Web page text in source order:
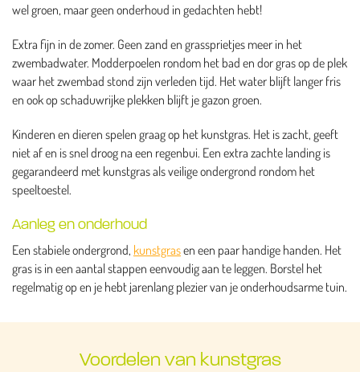
wel groen, maar geen onderhoud in gedachten hebt!
Extra fijn in de zomer. Geen zand en grassprietjes meer in het
zwembadwater. Modderpoelen rondom het bad en dor gras op de plek
waar het zwembad stond zijn verleden tijd. Het water blijft langer fris
en ook op schaduwrijke plekken blijft je gazon groen.
Kinderen en dieren spelen graag op het kunstgras. Het is zacht, geeft
niet af en is snel droog na een regenbui. Een extra zachte landing is
gegarandeerd met kunstgras als veilige ondergrond rondom het
speeltoestel.
Aanleg en onderhoud
Een stabiele ondergrond, kunstgrasen een paar handige handen. Het
gras is in een aantal stappen eenvoudig aan te leggen. Borstel het
regelmatig op en je hebt jarenlang plezier van je onderhoudsarme tuin.
Voordelen van kunstgras